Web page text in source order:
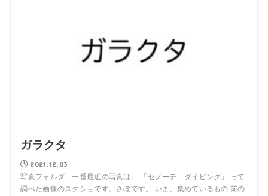
ガラクタ
2021.12.03
写真フォルダ、一番最近の写真は。 「セノーテ ダイビング」 って
調べた画像のスクショです。さぼです。 いま、集めているもの 前の